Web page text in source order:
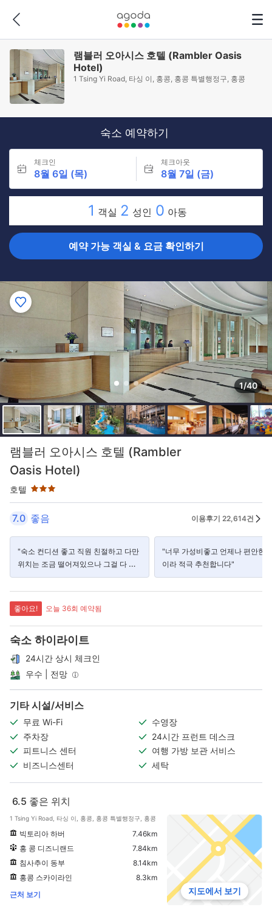
램블러 오아시스 호텔 (Rambler Oasis
Hotel)
1 Tsing Yi Road, 타싱 이, 홍콩, 홍콩 특별행정구, 홍콩
숙소 예약하기
체크인
8월 6일 (목)
체크아웃
8월 7일 (금)
1 객실 2 성인 0 아동
예약 가능 객실 & 요금 확인하기
1/40
램블러 오아시스 호텔 (Rambler
Oasis Hotel)
호텔
3성급
7.0 좋음 이용후기 22,614건
"숙소 컨디션 좋고 직원 친절하고 다만
위치는 조금 떨어져있으나 그걸 다 뛰
어넘는 숙소!"
"너무 가성비좋고 언제나 편안한
이라 적극 추천합니다"
좋아요! 오늘 36회 예약됨
숙소 하이라이트
24시간 상시 체크인
우수 | 전망
기타 시설/서비스
무료 Wi-Fi
수영장
주차장
24시간 프런트 데스크
피트니스 센터
여행 가방 보관 서비스
비즈니스센터
세탁
6.5 좋은 위치
1 Tsing Yi Road, 타싱 이, 홍콩, 홍콩 특별행정구, 홍콩
빅토리아 하버
7.46km
홍 콩 디즈니랜드
7.84km
침사추이 동부
8.14km
홍콩 스카이라인
8.3km
근처 보기
지도에서 보기